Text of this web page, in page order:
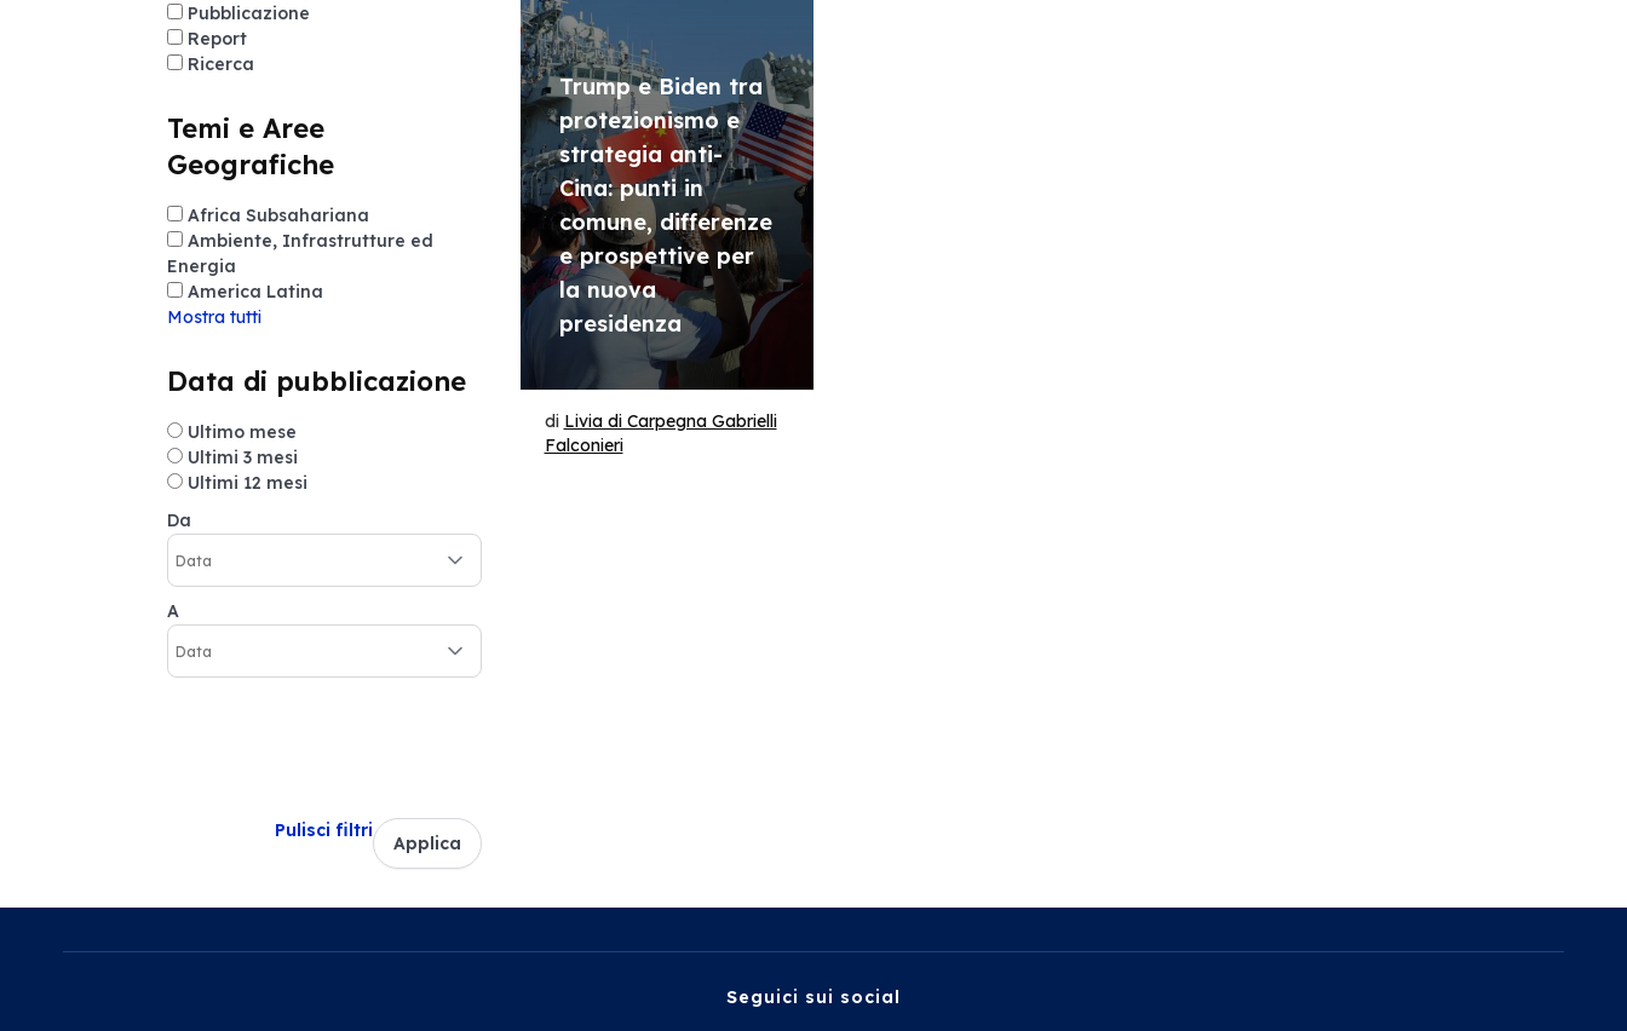
Pubblicazione
Report
Ricerca
Temi e Aree
Geografiche
Africa Subsahariana
Ambiente, Infrastrutture ed
Energia
America Latina
Mostra tutti
Data di pubblicazione
Ultimo mese
Ultimi 3 mesi
Ultimi 12 mesi
Da
A
Pulisci filtri
Applica
Trump e Biden tra
protezionismo e
strategia anti-
Cina: punti in
comune, differenze
e prospettive per
la nuova
presidenza
di Livia di Carpegna Gabrielli
Falconieri
Seguici sui social